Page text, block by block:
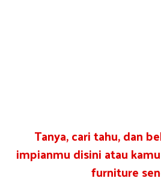
Tanya, cari tahu, dan
impianmu disini atau
furniture